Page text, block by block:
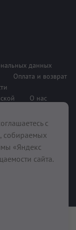
данных
Оплата и возврат
О нас
с
собираемых
«Яндекс
сайта.